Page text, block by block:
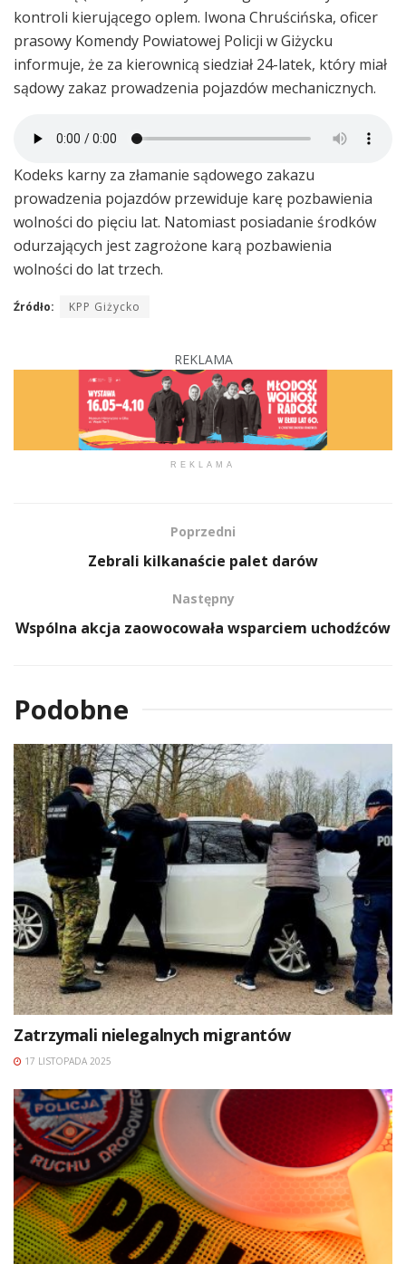
kontroli kierującego oplem. Iwona Chruścińska, oficer
prasowy Komendy Powiatowej Policji w Giżycku
informuje, że za kierownicą siedział 24-latek, który miał
sądowy zakaz prowadzenia pojazdów mechanicznych.
Kodeks karny za złamanie sądowego zakazu
prowadzenia pojazdów przewiduje karę pozbawienia
wolności do pięciu lat. Natomiast posiadanie środków
odurzających jest zagrożone karą pozbawienia
wolności do lat trzech.
Źródło: KPP Giżycko
REKLAMA
REKLAMA
Poprzedni
Zebrali kilkanaście palet darów
Następny
Wspólna akcja zaowocowała wsparciem uchodźców
Podobne
Zatrzymali nielegalnych migrantów
17 LISTOPADA 2025